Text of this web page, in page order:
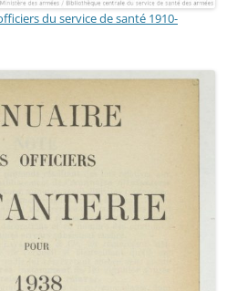
du service de santé 1910-